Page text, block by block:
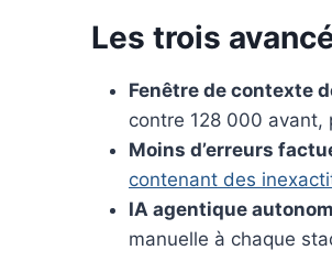
t
Les trois
Fenêtre de contexte
contre 128 000 avant,
Moins d’erreurs
contenant des
IA agentique
manuelle à chaque